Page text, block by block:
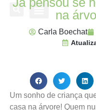
na
Carla Boechat
Um sonho de criança
casa na árvore! Quem